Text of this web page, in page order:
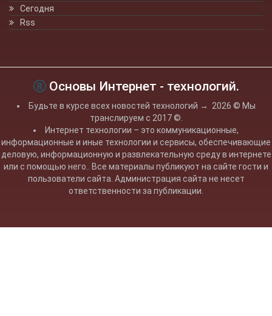
Сегодня
Rss
Основы Интернет - технологий.
Будьте в курсе всех новостей технологий → 2026 © Мы
транслируем с 2017 ©.
Интернет технологии – это коммуникационные,
информационные и иные технологии и сервисы, обеспечивающие
деловую, информационную и развлекательную среду в интернете
или с помощью него.. Все материалы публикуют на сайте гости и
пользователи сайта. Администрация сайта не несет
ответственности за публикации.